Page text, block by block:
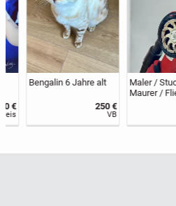
Bengalin 6 Jahre alt
250 €
Maler /
Maurer /